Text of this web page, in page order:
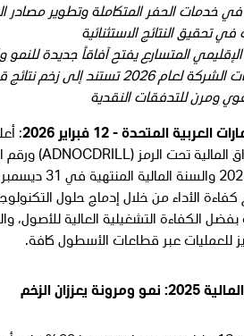
خدمات الحفر المتكاملة وتطوير مصادر
تحقيق النتائج الاستثنائية
المتسارع يفتح آفاقاً جديدة
توجيهات الشركة لعام 2026
ومرن للتدفقات النقدية
المتحدة - 12 فبراير 2026
:
بفضل الكفاءة التشغيلية العالية
للعمليات عبر قطاعات الأسطول كافة.
يعززان الزخم